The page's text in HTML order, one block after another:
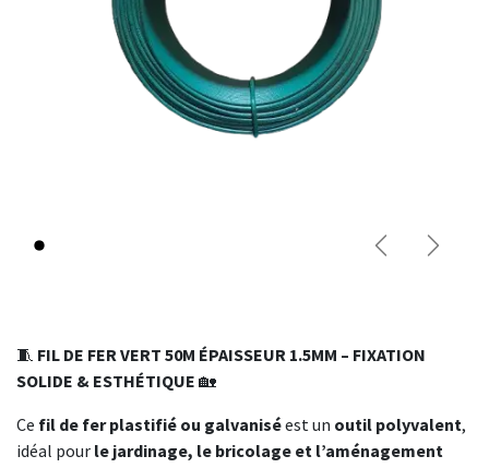
PrécédentSuivant
🧵 FIL DE FER VERT 50M ÉPAISSEUR 1.5MM – FIXATION
SOLIDE & ESTHÉTIQUE 🏡
Ce fil de fer plastifié ou galvaniséest un outil polyvalent,
idéal pour le jardinage, le bricolage et l’aménagement